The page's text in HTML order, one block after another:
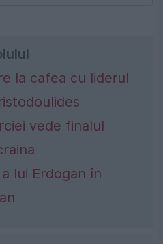
la cafea cu liderul
vede finalul
lui Erdogan în